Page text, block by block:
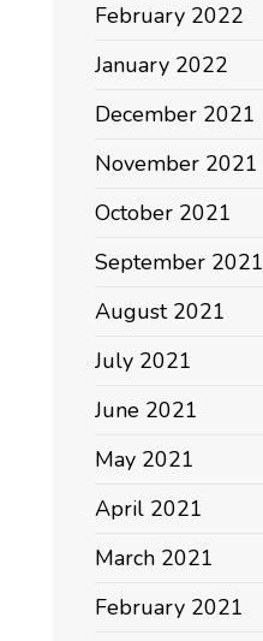
February 2022
January 2022
December 2021
November 2021
October 2021
September 2021
August 2021
July 2021
June 2021
May 2021
April 2021
March 2021
February 2021